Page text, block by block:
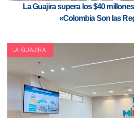
La Guajira supera los $40
«Colombia Son las
LA GUAJIRA